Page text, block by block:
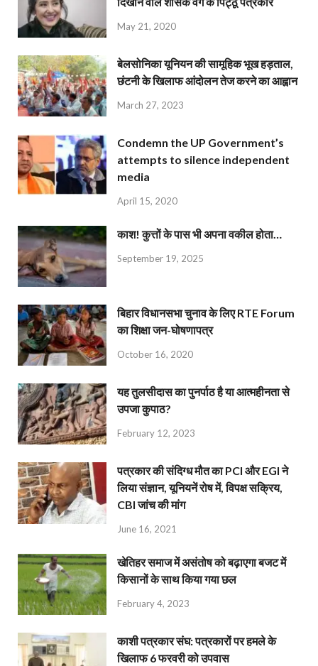
May 21, 2020
बेलसोनिका यूनियन की सामूहिक भूख हड़ताल,
छंटनी के खिलाफ आंदोलन तेज करने का आह्वान
March 27, 2023
Condemn the UP Government’s
attempts to silence independent
media
April 15, 2020
काश! कुत्तों के पास भी अपना वकील होता…
September 19, 2025
बिहार विधानसभा चुनाव के लिए RTE Forum
का शिक्षा जन-घोषणापत्र
October 16, 2020
यह तुलसीदास का पुनर्पाठ है या आत्महीनता से
उपजा कुपाठ?
February 12, 2023
पत्रकार की संदिग्ध मौत का PCI और EGI ने
लिया संज्ञान, यूनियनें रोष में, विपक्ष सक्रिय,
CBI जांच की मांग
June 16, 2021
खेतिहर समाज में असंतोष को बढ़ाएगा बजट में
किसानों के साथ किया गया छल
February 4, 2023
काशी पत्रकार संघ: पत्रकारों पर हमले के
खिलाफ 6 फरवरी को उपवास